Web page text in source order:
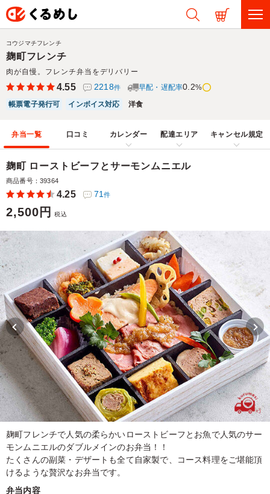
麹町フレンチ
肉が自慢。フレンチ弁当をデリバリー
コウジマチフレンチ
4.55 2218件 早配・遅配率0.2%
帳票電子発行可
インボイス対応 洋食
弁当一覧 口コミ カレンダー 配達エリア キャンセル規定
麹町 ローストビーフとサーモンムニエル
商品番号：39364
4.25 71件
2,500円 税込
麹町フレンチで人気の柔らかいローストビーフとお魚で人気のサー
モンムニエルのダブルメインのお弁当！！
たくさんの副菜・デザートも全て自家製で、コース料理をご堪能頂
けるような贅沢なお弁当です。
弁当内容